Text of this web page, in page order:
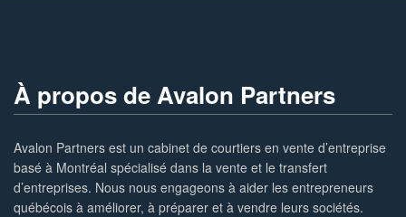
À propos de Avalon Partners
Avalon Partners est un cabinet de courtiers en vente d’entreprise
basé à Montréal spécialisé dans la vente et le transfert
d’entreprises. Nous nous engageons à aider les entrepreneurs
québécois à améliorer, à préparer et à vendre leurs sociétés.